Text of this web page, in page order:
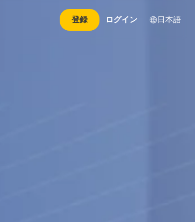
登録 ログイン 日本語